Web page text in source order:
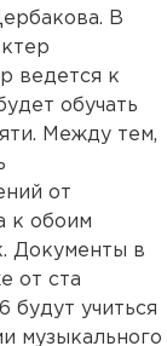
В
ведется к
обучать
Между тем,
от
к обоим
Документы в
от ста
будут учиться
музыкального